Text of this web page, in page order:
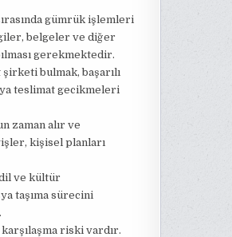
gümrük işlemleri
belgeler ve diğer
gerekmektedir.
bulmak, başarılı
teslimat gecikmeleri
zaman alır ve
kişisel planları
ve kültür
taşıma sürecini
karşılaşma riski vardır.